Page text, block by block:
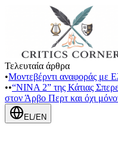
Τελευταία άρθρα
•Μοντεβέρντι αναφοράς με
••“NINA 2” της Κάτιας
στον Άρβο Περτ και όχι
EL/EN